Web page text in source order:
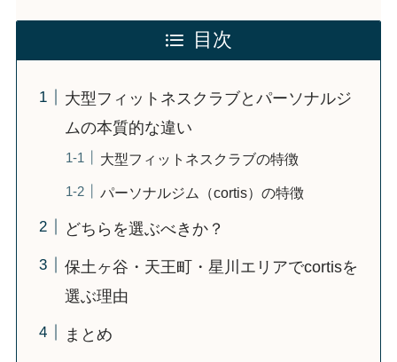
目次
大型フィットネスクラブとパーソナルジ
ムの本質的な違い
大型フィットネスクラブの特徴
パーソナルジム（cortis）の特徴
どちらを選ぶべきか？
保土ヶ谷・天王町・星川エリアでcortisを
選ぶ理由
まとめ